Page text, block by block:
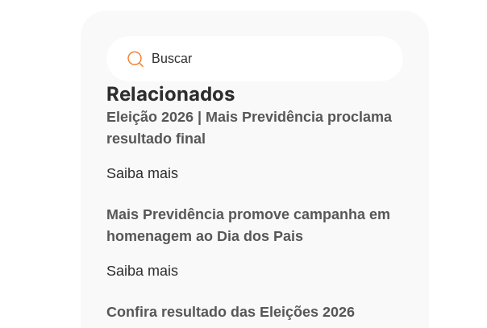
Relacionados
Eleição 2026 | Mais Previdência proclama
resultado final
Saiba mais
Mais Previdência promove campanha em
homenagem ao Dia dos Pais
Saiba mais
Confira resultado das Eleições 2026